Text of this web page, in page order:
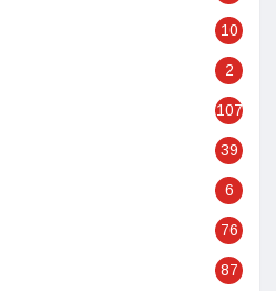
10
2
107
39
6
76
87